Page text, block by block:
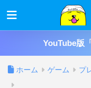
YouTube版
ホーム ゲーム プ